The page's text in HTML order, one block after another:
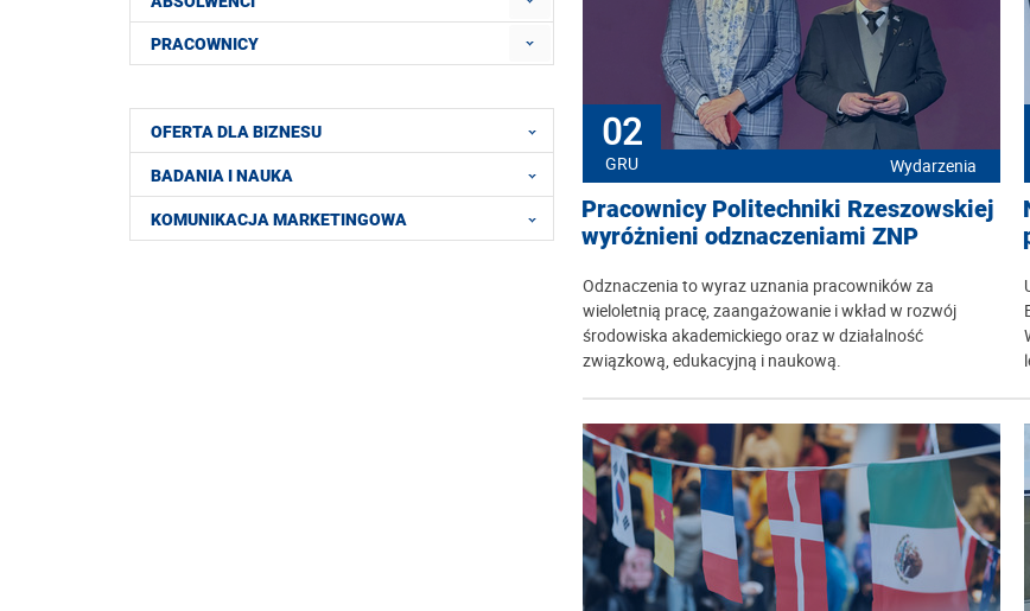
02
GRU Wydarzenia
Pracownicy Politechniki Rzeszowskiej
wyróżnieni odznaczeniami ZNP
Odznaczenia to wyraz uznania pracowników za
wieloletnią pracę, zaangażowanie i wkład w rozwój
środowiska akademickiego oraz w działalność
związkową, edukacyjną i naukową.
PRACOWNICY
OFERTA DLA BIZNESU
BADANIA I NAUKA
KOMUNIKACJA MARKETINGOWA